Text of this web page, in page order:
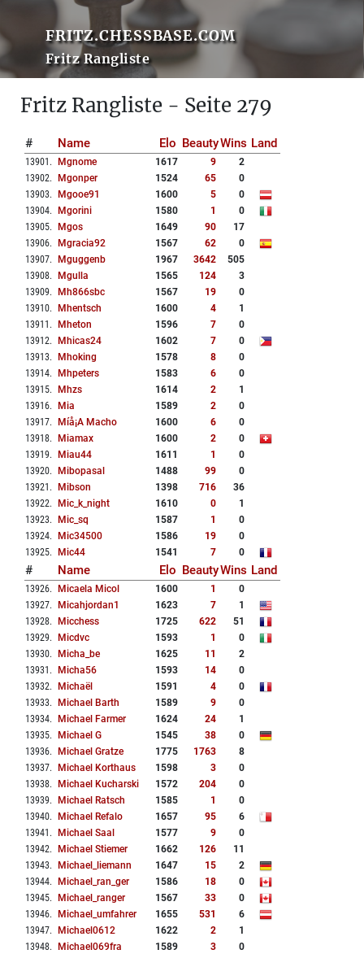
FRITZ.CHESSBASE.COM
Fritz Rangliste
Fritz Rangliste - Seite 279
# Name Elo BeautyWins Land
13901 . Mgnome 1617 9
2
13902. Mgonper 1524 65
0
13903. Mgooe91 1600 5
0
13904. Mgorini 1580 1
0
13905. Mgos 1649 90
17
13906. Mgracia92 1567 62
0
13907. Mguggenb 1967 3642
505
13908. Mgulla 1565 124
3
13909. Mh866sbc 1567 19
0
13910. Mhentsch 1600 4
1
13911 . Mheton 1596 7
0
13912. Mhicas24 1602 7
0
13913. Mhoking 1578 8
0
13914. Mhpeters 1583 6
0
13915. Mhzs 1614 2
1
13916. Mia 1589 2
0
13917. Míå¡a Macho 1600 6
0
13918. Miamax 1600 2
0
13919. Miau44 1611 1
0
13920. Mibopasal 1488 99
0
13921 . Mibson 1398 716
36
13922. Mic_k_night 1610 0
1
13923. Mic_sq 1587 1
0
13924. Mic34500 1586 19
0
13925. Mic44 1541 7 0
# Name Elo BeautyWins Land
13926. Micaela Micol 1600 1
0
13927. Micahjordan1 1623 7
1
13928. Micchess 1725 622
51
13929. Micdvc 1593 1
0
13930. Micha_be 1625 11
2
13931 . Micha56 1593 14
0
13932. Michaël 1591 4
0
13933. Michael Barth 1589 9
0
13934. Michael Farmer 1624 24
1
13935. Michael G 1545 38
0
13936. Michael Gratze 1775 1763
8
13937. Michael Korthaus 1598 3
0
13938. Michael Kucharski 1572 204
0
13939. Michael Ratsch 1585 1
0
13940. Michael Refalo 1657 95
6
13941 . Michael Saal 1577 9
0
13942. Michael Stiemer 1662 126
11
13943. Michael_liemann 1647 15
2
13944. Michael_ran_ger 1586 18
0
13945. Michael_ranger 1567 33
0
13946. Michael_umfahrer 1655 531
6
13947. Michael0612 1622 2
1
13948. Michael069fra 1589 3
0